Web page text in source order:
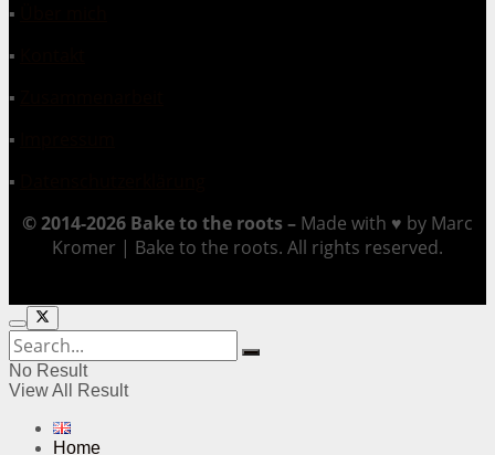
▪
▪
▪
▪
▪
© 2014-2026 Bake to the roots – Made with ♥ by Marc
Kromer | Bake to the roots. All rights reserved.
No Result
View All Result
Home